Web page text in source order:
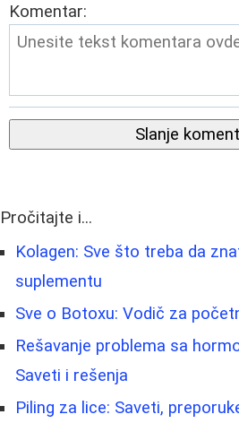
Komentar:
Slanje
Pročitajte i...
Kolagen: Sve što treba da
suplementu
Sve o Botoxu: Vodič za
Rešavanje problema sa
Saveti i rešenja
Piling za lice: Saveti,